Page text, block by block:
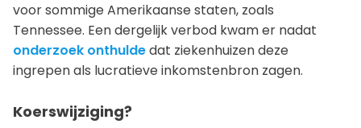
voor sommige Amerikaanse staten, zoals
Tennessee. Een dergelijk verbod kwam er nadat
onderzoek onthuldedat ziekenhuizen deze
ingrepen als lucratieve inkomstenbron zagen.
Koerswijziging?